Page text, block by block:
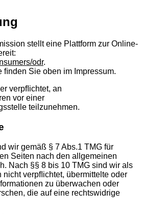
stellt eine Plattform zur Online-
odr.
ﬁnden Sie oben im Impressum.
verpﬂichtet, an
vor einer
teilzunehmen.
wir gemäß § 7 Abs.1 TMG für
Seiten nach den allgemeinen
Nach §§ 8 bis 10 TMG sind wir als
verpﬂichtet, übermittelte oder
zu überwachen oder
die auf eine rechtswidrige